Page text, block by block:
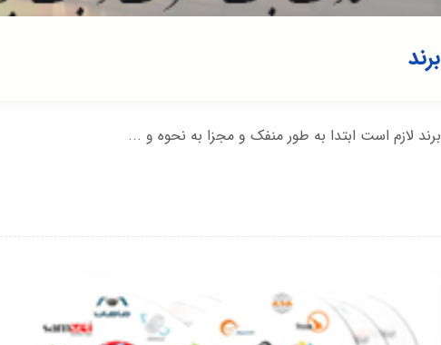
لازم است ابتدا به طور منفک و مجزا به نحوه و ...